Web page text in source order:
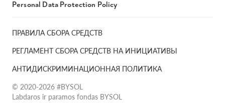
ПРАВИЛА СБОРА СРЕДСТВ
РЕГЛАМЕНТ СБОРА СРЕДСТВ НА ИНИЦИАТИВЫ
АНТИДИСКРИМИНАЦИОННАЯ ПОЛИТИКА
© 2020-2026 #BYSOL
Labdaros ir paramos fondas BYSOL
Personal Data Protection Policy